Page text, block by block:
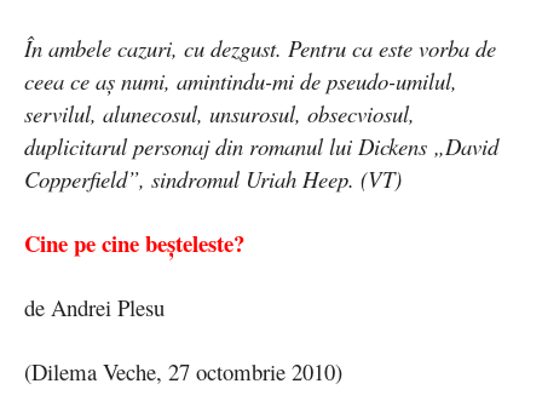
În ambele cazuri, cu dezgust. Pentru ca este vorba de
ceea ce aș numi, amintindu-mi de pseudo-umilul,
servilul, alunecosul, unsurosul, obsecviosul,
duplicitarul personaj din romanul lui Dickens „David
Copperfield”, sindromul Uriah Heep. (VT)
Cine pe cine beșteleste?
de Andrei Plesu
(Dilema Veche, 27 octombrie 2010)